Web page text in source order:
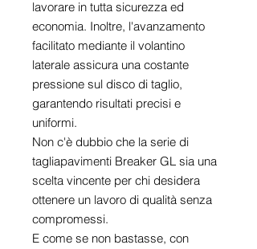
lavorare in tutta sicurezza ed
economia. Inoltre, l'avanzamento
facilitato mediante il volantino
laterale assicura una costante
pressione sul disco di taglio,
garantendo risultati precisi e
uniformi.
Non c'è dubbio che la serie di
tagliapavimenti Breaker GL sia una
scelta vincente per chi desidera
ottenere un lavoro di qualità senza
compromessi.
E come se non bastasse, con